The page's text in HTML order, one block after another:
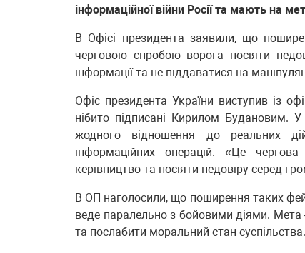
інформаційної війни Росії та мають на
В Офісі президента заявили, що
черговою спробою ворога посіяти
інформації та не піддаватися на
Офіс президента України виступив із
нібито підписані Кирилом Будановим.
жодного відношення до реальних
інформаційних операцій. «Це
керівництво та посіяти недовіру серед
В ОП наголосили, що поширення таких
веде паралельно з бойовими діями. Мета
та послабити моральний стан суспільства.